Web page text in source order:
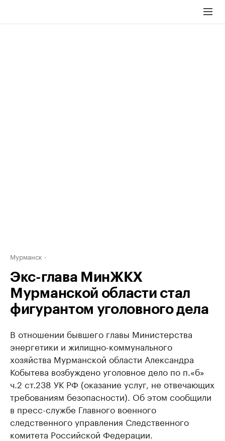
Мурманск
Экс-глава МинЖКХ
Мурманской области стал
фигурантом уголовного дела
В отношении бывшего главы Министерства
энергетики и жилищно-коммунального
хозяйства Мурманской области Александра
Кобытева возбуждено уголовное дело по п.«б»
ч.2 ст.238 УК РФ (оказание услуг, не отвечающих
требованиям безопасности). Об этом сообщили
в пресс-службе Главного военного
следственного управления Следственного
комитета Российской Федерации.